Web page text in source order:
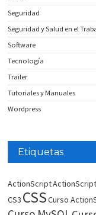
Seguridad
Seguridad y Salud en el
Software
Tecnología
Trailer
Tutoriales y Manuales
Wordpress
Etiquetas
ActionScript
CS3 CSSCurso